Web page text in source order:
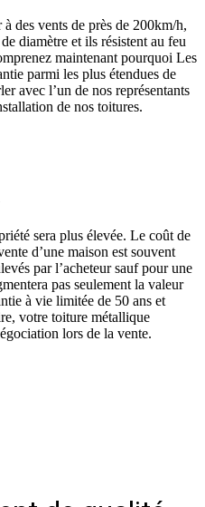
des vents de près de 200km/h,
diamètre et ils résistent au feu
maintenant pourquoi Les
parmi les plus étendues de
avec l’un de nos représentants
de nos toitures.
sera plus élevée. Le coût de
d’une maison est souvent
par l’acheteur sauf pour une
pas seulement la valeur
à vie limitée de 50 ans et
votre toiture métallique
lors de la vente.